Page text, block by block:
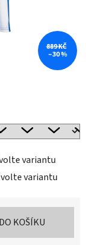
variantu
variantu
DO KOŠÍKU
889 KČ
–30 %